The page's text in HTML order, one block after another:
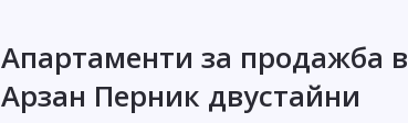
Апартаменти за продажба в
Арзан Перник двустайни